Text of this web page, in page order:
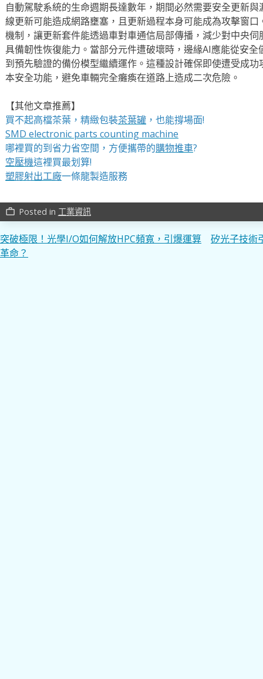
自動駕駛系統的生命週期長達數年，期間必然需要安全更新
線更新可能造成網路壅塞，且更新過程本身可能成為攻擊窗
機制，讓更新套件能透過車對車通信局部傳播，減少對中央
具備韌性恢復能力。當部分元件遭破壞時，邊緣AI應能從安
到預先驗證的備份模型繼續運作。這種設計確保即使遭受成
本安全功能，避免車輛完全癱瘓在道路上造成二次危險。
【其他文章推薦】
買不起高檔茶葉，精緻包裝茶葉罐，也能撐場面!
SMD electronic parts counting machine
哪裡買的到省力省空間，方便攜帶的購物推車?
空壓機這裡買最划算!
塑膠射出工廠一條龍製造服務
work_outline Posted in 工業資訊
文
章
突破極限！光學I/O如何解放HPC頻寬，引爆運算
革命？
矽光子技術